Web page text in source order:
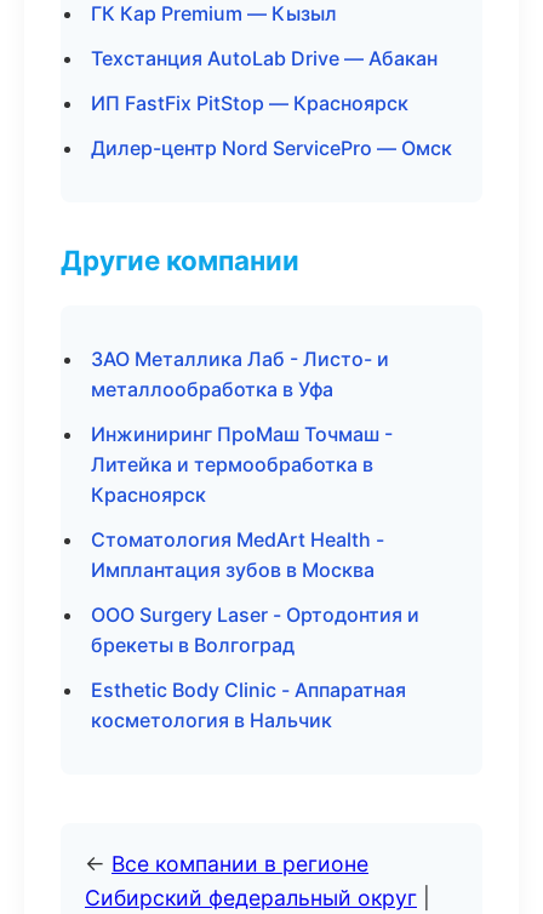
ГК Кар Premium — Кызыл
Техстанция AutoLab Drive — Абакан
ИП FastFix PitStop — Красноярск
Дилер-центр Nord ServicePro — Омск
Другие компании
ЗАО Металлика Лаб - Листо- и
металлообработка в Уфа
Инжиниринг ПроМаш Точмаш -
Литейка и термообработка в
Красноярск
Стоматология MedArt Health -
Имплантация зубов в Москва
ООО Surgery Laser - Ортодонтия и
брекеты в Волгоград
Esthetic Body Clinic - Аппаратная
косметология в Нальчик
← Все компании в регионе
Сибирский федеральный округ